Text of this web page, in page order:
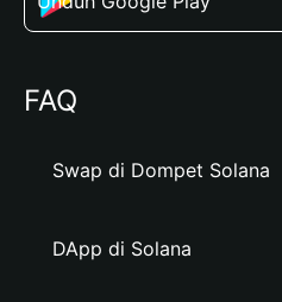
FAQ
Swap di Dompet Solana
DApp di Solana